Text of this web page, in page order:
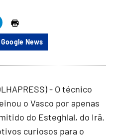
News
- O técnico
o Vasco por apenas
do Esteghlal, do Irã.
curiosos para o